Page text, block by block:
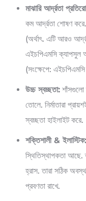
মাঝারি আর্দ্রতা
কম আর্দ্রতা শোষণ
(অর্থাৎ. এটি আরও
এইচপিএমসি ক্যাপসুল
(সংক্ষেপে:
উচ্চ স্বচ্ছতা: শাঁসগুলো
তোলে. নির্মাতারা
স্বচ্ছতা হাইলাইট করে.
শক্তিশালী & ইলাস্টিক:
স্থিতিস্থাপকতা আছে.
হ্রাস. তারা সঠিক
প্রবণতা রাখে.